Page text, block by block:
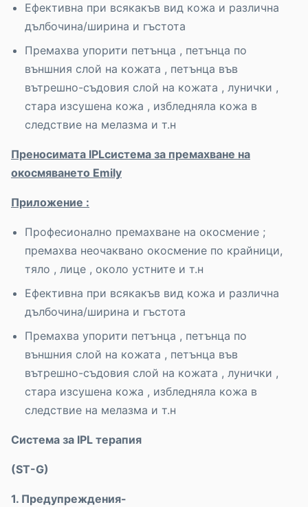
Ефективнa при всякакъв вид кожа и различна
дълбочина/ширина и гъстота
Премахва упорити петънца , петънца по
външния слой на кожата , петънца във
вътрешно-съдовия слой на кожата , лунички ,
стара изсушена кожа , избледняла кожа в
следствие на мелазма и т.н
Преносимата IPLсистема за премахване на
окосмяването Emily
Приложение :
Професионално премахване на окосмение ;
премахва неочаквано окосмение по крайници,
тяло , лице , около устните и т.н
Ефективнa при всякакъв вид кожа и различна
дълбочина/ширина и гъстота
Премахва упорити петънца , петънца по
външния слой на кожата , петънца във
вътрешно-съдовия слой на кожата , лунички ,
стара изсушена кожа , избледняла кожа в
следствие на мелазма и т.н
Система за IPL терапия
(ST-G)
1. Предупреждения-